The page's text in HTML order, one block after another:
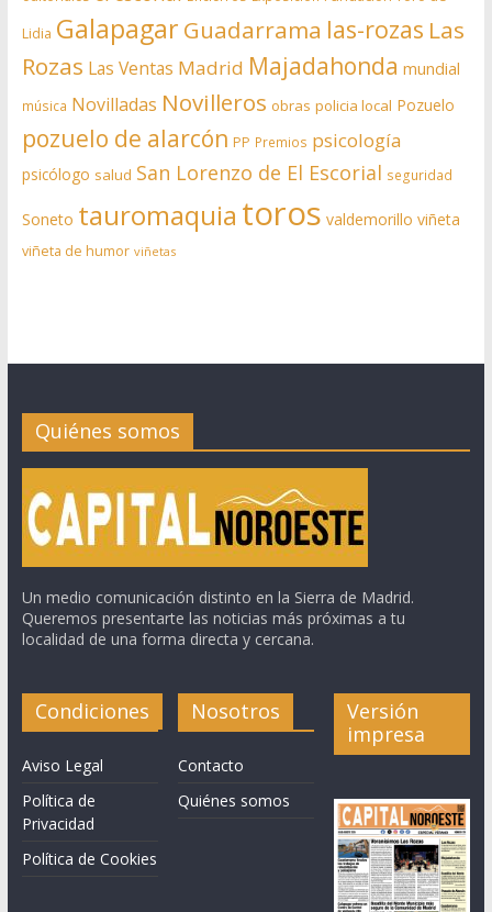
Lidia Galapagar Guadarrama las-rozas Las
Rozas Las Ventas Madrid Majadahonda mundial
música Novilladas Novilleros obras policia local Pozuelo
pozuelo de alarcón PP Premios psicología
psicólogo salud San Lorenzo de El Escorial seguridad
Soneto tauromaquia toros valdemorillo viñeta
viñeta de humor viñetas
Quiénes somos
Un medio comunicación distinto en la Sierra de Madrid.
Queremos presentarte las noticias más próximas a tu
localidad de una forma directa y cercana.
Condiciones
Aviso Legal
Política de
Privacidad
Política de Cookies
Nosotros
Contacto
Quiénes somos
Versión
impresa